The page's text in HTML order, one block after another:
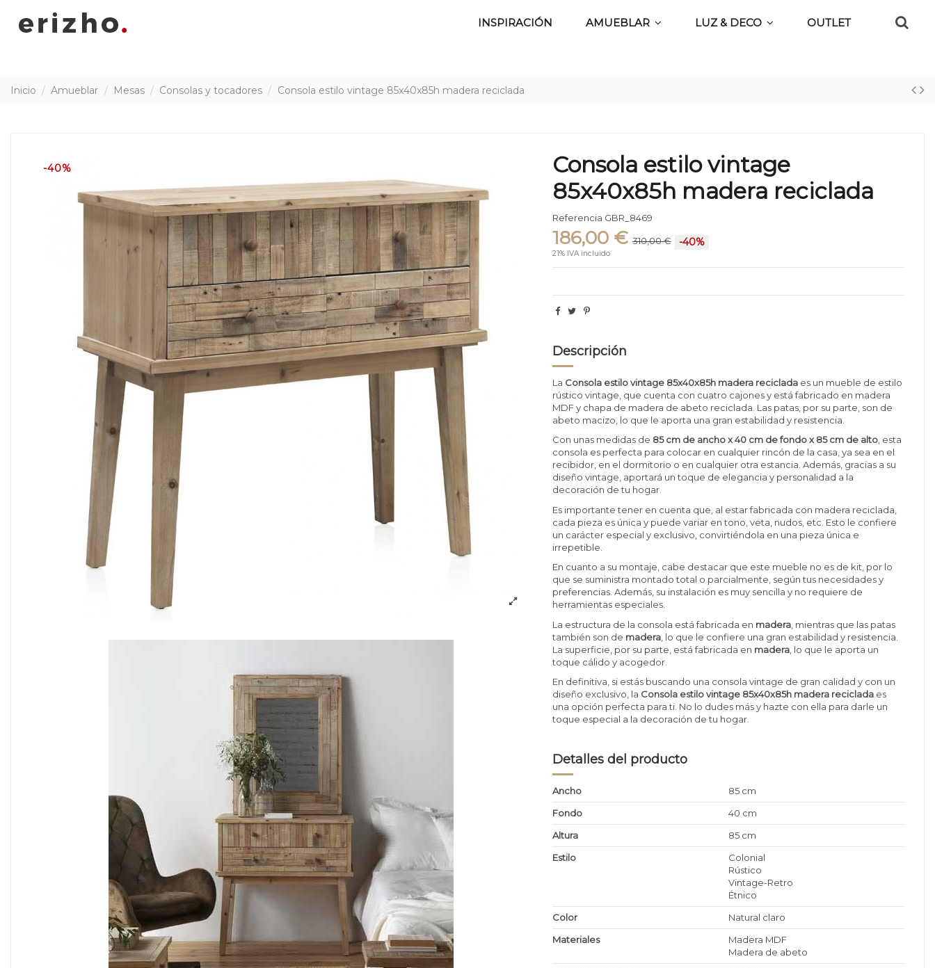
INSPIRACIÓN AMUEBLAR LUZ & DECO OUTLET
Inicio Amueblar Mesas Consolas y tocadores Consola estilo vintage 85x40x85h madera reciclada
-40%
Consola estilo vintage
85x40x85h madera reciclada
Referencia GBR_8469
186,00 € 310,00 € -40%
21% IVA incluido
Descripción
La Consola estilo vintage 85x40x85h madera reciclada es un mueble de estilo
rústico vintage, que cuenta con cuatro cajones y está fabricado en madera
MDF y chapa de madera de abeto reciclada. Las patas, por su parte, son de
abeto macizo, lo que le aporta una gran estabilidad y resistencia.
Con unas medidas de 85 cm de ancho x 40 cm de fondo x 85 cm de alto, esta
consola es perfecta para colocar en cualquier rincón de la casa, ya sea en el
recibidor, en el dormitorio o en cualquier otra estancia. Además, gracias a su
diseño vintage, aportará un toque de elegancia y personalidad a la
decoración de tu hogar.
Es importante tener en cuenta que, al estar fabricada con madera reciclada,
cada pieza es única y puede variar en tono, veta, nudos, etc. Esto le confiere
un carácter especial y exclusivo, convirtiéndola en una pieza única e
irrepetible.
En cuanto a su montaje, cabe destacar que este mueble no es de kit, por lo
que se suministra montado total o parcialmente, según tus necesidades y
preferencias. Además, su instalación es muy sencilla y no requiere de
herramientas especiales.
La estructura de la consola está fabricada en madera , mientras que las patas
también son de madera , lo que le confiere una gran estabilidad y resistencia.
La superficie, por su parte, está fabricada en madera , lo que le aporta un
toque cálido y acogedor.
En definitiva, si estás buscando una consola vintage de gran calidad y con un
diseño exclusivo, la Consola estilo vintage 85x40x85h madera reciclada es
una opción perfecta para ti. No lo dudes más y hazte con ella para darle un
toque especial a la decoración de tu hogar.
Detalles del producto
Ancho
85 cm
Fondo
40 cm
Altura
85 cm
Estilo
Colonial
Rústico
Vintage-Retro
Étnico
Color
Natural claro
Materiales
Madera MDF
Madera de abeto